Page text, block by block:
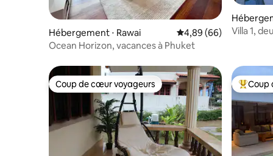
Hébergement ⋅ Rawai Évaluation moyenne
4,89 (66)
Ocean Horizon, vacances à Phuket
Villa 1,
Coup de cœur voyageurs
Coup de cœur voyageurs Coups
Coup